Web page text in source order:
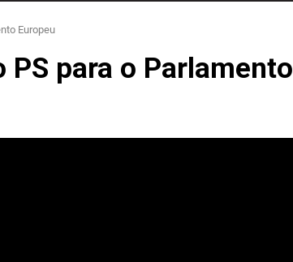
Europeu
para o Parlamento